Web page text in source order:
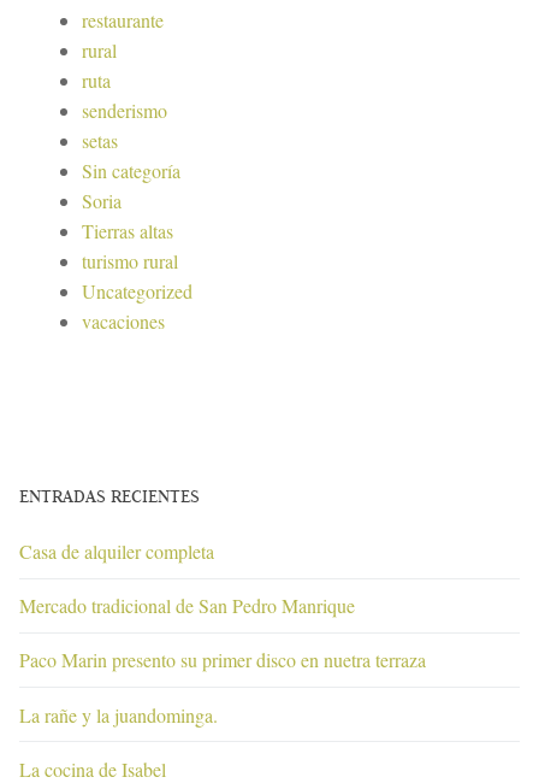
restaurante
rural
ruta
senderismo
setas
Sin categoría
Soria
Tierras altas
turismo rural
Uncategorized
vacaciones
ENTRADAS RECIENTES
Casa de alquiler completa
Mercado tradicional de San Pedro Manrique
Paco Marin presento su primer disco en nuetra terraza
La rañe y la juandominga.
La cocina de Isabel